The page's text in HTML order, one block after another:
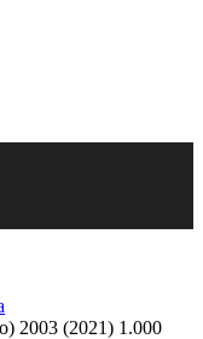
2003 (2021) 1.000